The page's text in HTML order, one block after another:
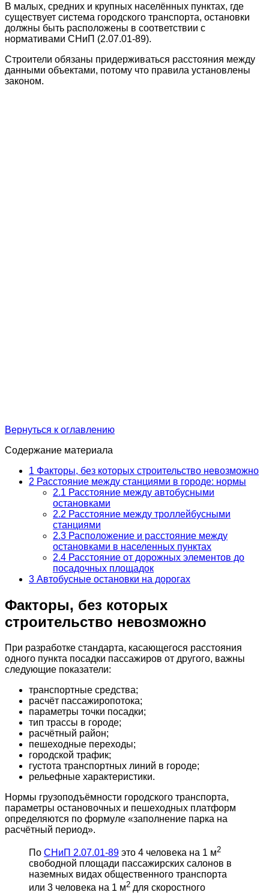
В малых, средних и крупных населённых пунктах, где
существует система городского транспорта, остановки
должны быть расположены в соответствии с
нормативами СНиП (2.07.01-89).
Строители обязаны придерживаться расстояния между
данными объектами, потому что правила установлены
законом.
Вернуться к оглавлению
Содержание материала
1 Факторы, без которых строительство невозможно
2 Расстояние между станциями в городе: нормы
2.1 Расстояние между автобусными
остановками
2.2 Расстояние между троллейбусными
станциями
2.3 Расположение и расстояние между
остановками в населенных пунктах
2.4 Расстояние от дорожных элементов до
посадочных площадок
3 Автобусные остановки на дорогах
Факторы, без которых
строительство невозможно
При разработке стандарта, касающегося расстояния
одного пункта посадки пассажиров от другого, важны
следующие показатели:
транспортные средства;
расчёт пассажиропотока;
параметры точки посадки;
тип трассы в городе;
расчётный район;
пешеходные переходы;
городской трафик;
густота транспортных линий в городе;
рельефные характеристики.
Нормы грузоподъёмности городского транспорта,
параметры остановочных и пешеходных платформ
определяются по формуле «заполнение парка на
расчётный период».
По СНиП 2.07.01-89 это 4 человека на 1 м2
свободной площади пассажирских салонов в
наземных видах общественного транспорта
или 3 человека на 1 м2 для скоростного